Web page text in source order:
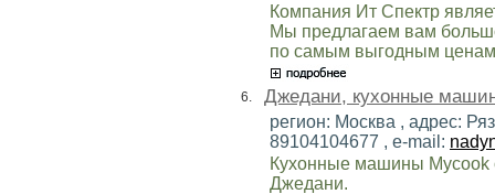
Компания Ит Спектр
Мы предлагаем вам
по самым выгодным
6. Джедани, кухонные
регион: Москва , адрес:
89104104677 , e-mail:
Кухонные машины Mycook
Джедани.